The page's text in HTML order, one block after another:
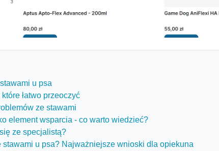
u psa
łatwo przeoczyć
ze stawami
element wsparcia - co warto wiedzieć?
ze specjalistą?
u psa? Najważniejsze wnioski dla opiekuna